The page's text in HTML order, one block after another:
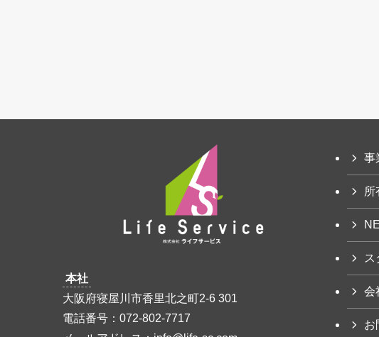
本社
大阪府寝屋川市香里北之町2-6 301
電話番号：072-802-7717
事
所
ス
会
お